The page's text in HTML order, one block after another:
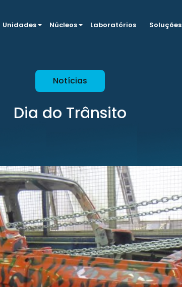
Unidades Núcleos Laboratórios Soluções
Notícias
Dia do Trânsito